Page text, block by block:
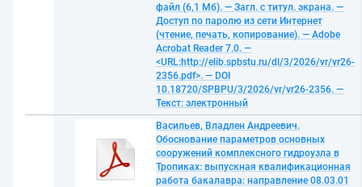
файл (6,1 Мб). — Загл. с титул. экрана. —
Доступ по паролю из сети Интернет
(чтение, печать, копирование). — Adobe
Acrobat Reader 7.0. —
<URL:http://elib.spbstu.ru/dl/3/2026/vr/vr26-
2356.pdf>. — DOI
10.18720/SPBPU/3/2026/vr/vr26-2356. —
Текст: электронный
Васильев, Владлен Андреевич.
Обоснование параметров основных
сооружений комплексного гидроузла в
Тропиках: выпускная квалификационная
работа бакалавра: направление 08.03.01